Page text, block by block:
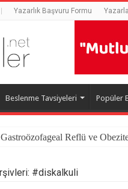
Yazarlık Başvuru Formu
Beslenme Tavsiyeleri Popüler
Gastroözofageal Reflü ve
#diskalkuli